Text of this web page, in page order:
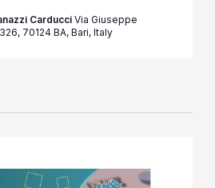
Carducci Via Giuseppe
70124 BA, Bari, Italy